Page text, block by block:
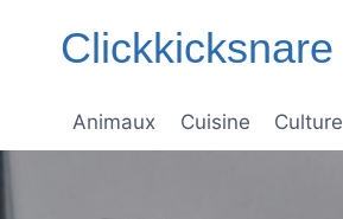
Clickkicksnare
Animaux Cuisine Culture